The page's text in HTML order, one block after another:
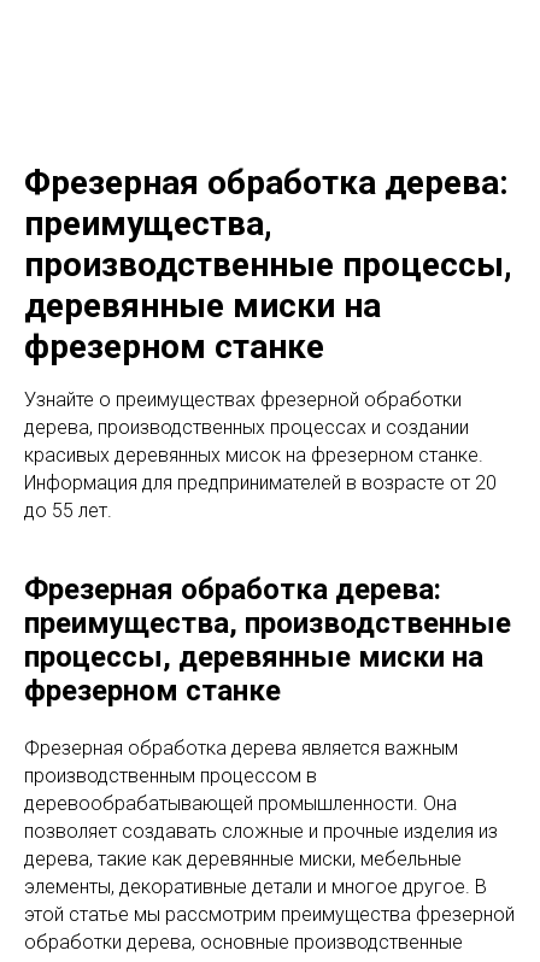
Фрезерная обработка дерева:
преимущества,
производственные процессы,
деревянные миски на
фрезерном станке
Узнайте о преимуществах фрезерной обработки
дерева, производственных процессах и создании
красивых деревянных мисок на фрезерном станке.
Информация для предпринимателей в возрасте от 20
до 55 лет.
Фрезерная обработка дерева:
преимущества, производственные
процессы, деревянные миски на
фрезерном станке
Фрезерная обработка дерева является важным
производственным процессом в
деревообрабатывающей промышленности. Она
позволяет создавать сложные и прочные изделия из
дерева, такие как деревянные миски, мебельные
элементы, декоративные детали и многое другое. В
этой статье мы рассмотрим преимущества фрезерной
обработки дерева, основные производственные